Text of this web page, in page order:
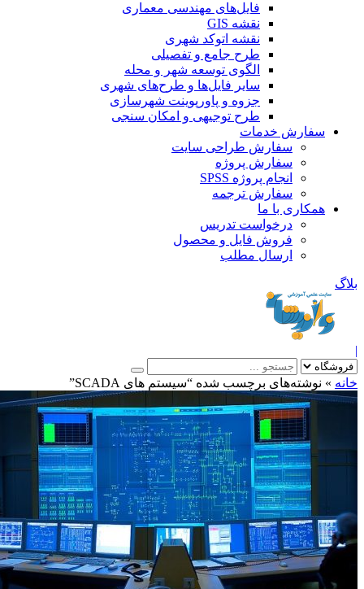
فایل‌های مهندسی معماری
نقشه GIS
نقشه اتوکد شهری
طرح جامع و تفصیلی
الگوی توسعه شهر و محله
سایر فایل‌ها و طرح‌های شهری
جزوه و پاورپوینت شهرسازی
طرح توجیهی و امکان سنجی
سفارش خدمات
سفارش طراحی سایت
سفارش پروژه
انجام پروژه SPSS
سفارش ترجمه
همکاری با ما
درخواست تدریس
فروش فایل و محصول
ارسال مطلب
»نوشته‌های برچسب شده “سیستم های SCADA”